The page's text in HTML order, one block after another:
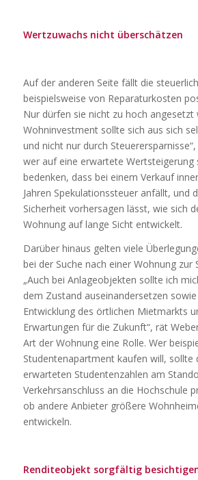
Wertzuwachs nicht überschätzen
Auf der anderen Seite fällt die
beispielsweise von Reparaturkosten
Nur dürfen sie nicht zu hoch angesetzt
Wohninvestment sollte sich aus sich
und nicht nur durch
wer auf eine erwartete Wertsteigerung
bedenken, dass bei einem Verkauf
Jahren Spekulationssteuer anfällt, und
Sicherheit vorhersagen lässt, wie sich
Wohnung auf lange Sicht entwickelt.
Darüber hinaus gelten viele
bei der Suche nach einer Wohnung zur
„Auch bei Anlageobjekten sollte ich
dem Zustand auseinandersetzen
Entwicklung des örtlichen Mietmarkts
Erwartungen für die Zukunft“, rät
Art der Wohnung eine Rolle. Wer
Studentenapartment kaufen will, sollte
erwarteten Studentenzahlen am
Verkehrsanschluss an die Hochschule
ob andere Anbieter größere
entwickeln.
Renditeobjekt sorgfältig